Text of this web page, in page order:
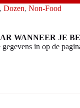
, Dozen, Non-Food
WANNEER JE
in op de